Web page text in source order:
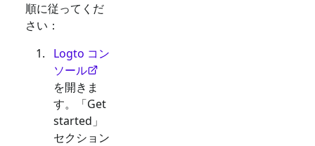
順に従ってくだ
さい：
Logto コン
ソール
を開きま
す。「Get
started」
セクション